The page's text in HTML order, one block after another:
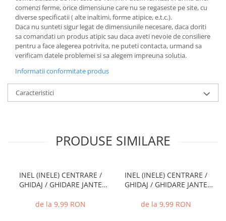
comenzi ferme, orice dimensiune care nu se regaseste pe site, cu
diverse specificatii ( alte inaltimi, forme atipice, e.t.c.).
Daca nu sunteti sigur legat de dimensiunile necesare, daca doriti
sa comandati un produs atipic sau daca aveti nevoie de consiliere
pentru a face alegerea potrivita, ne puteti contacta, urmand sa
verificam datele problemei si sa alegem impreuna solutia.
Informatii conformitate produs
Caracteristici
PRODUSE SIMILARE
INEL (INELE) CENTRARE /
GHIDAJ / GHIDARE JANTE
de la 9,99 RON
INEL (INELE) CENTRARE /
GHIDAJ / GHIDARE JANTE
de la 9,99 RON